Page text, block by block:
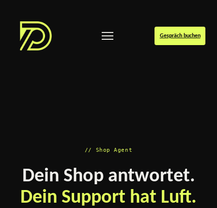
Gespräch buchen
// Shop Agent
Dein Shop antwortet.
Dein Support hat Luft.